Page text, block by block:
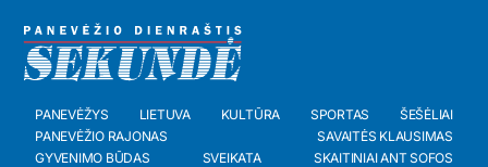
PANEVĖŽYS LIETUVA KULTŪRA SPORTAS
ŠEŠĖLIAI
PANEVĖŽIO RAJONAS
SAVAITĖS KLAUSIMAS
GYVENIMO BŪDAS
SVEIKATA
SKAITINIAI ANT SOFOS